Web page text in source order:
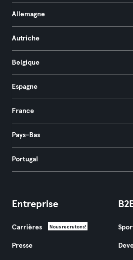
Allemagne
Autriche
Belgique
Espagne
France
Pays-Bas
Portugal
Entreprise
Carrières Nous recrutons!
Presse